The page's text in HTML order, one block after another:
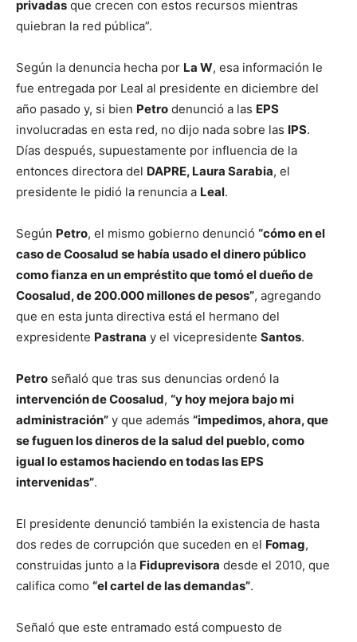
privadas que crecen con estos recursos mientras
quiebran la red pública”.
Según la denuncia hecha por La W, esa información le
fue entregada por Leal al presidente en diciembre del
año pasado y, si bien Petro denunció a las EPS
involucradas en esta red, no dijo nada sobre las IPS.
Días después, supuestamente por influencia de la
entonces directora del DAPRE, Laura Sarabia, el
presidente le pidió la renuncia a Leal.
Según Petro, el mismo gobierno denunció “cómo en el
caso de Coosalud se había usado el dinero público
como fianza en un empréstito que tomó el dueño de
Coosalud, de 200.000 millones de pesos”, agregando
que en esta junta directiva está el hermano del
expresidente Pastrana y el vicepresidente Santos.
Petro señaló que tras sus denuncias ordenó la
intervención de Coosalud, “y hoy mejora bajo mi
administración” y que además “impedimos, ahora, que
se fuguen los dineros de la salud del pueblo, como
igual lo estamos haciendo en todas las EPS
intervenidas”.
El presidente denunció también la existencia de hasta
dos redes de corrupción que suceden en el Fomag,
construidas junto a la Fiduprevisora desde el 2010, que
califica como “el cartel de las demandas”.
Señaló que este entramado está compuesto de